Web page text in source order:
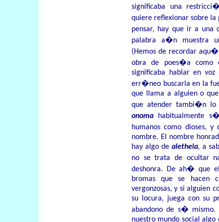
significaba una
quiere reflexionar sobre
pensar, hay que ir a
palabra a�n muestra
(Hemos de recordar
obra de poes�a como
significaba hablar en
err�neo buscarla en la
que llama a alguien o
que atender tambi�n lo
onoma
habitualmente
humanos como dioses,
nombre. El nombre
hay algo de aletheia, a
no se trata de ocultar
deshonra. De ah� que
bromas que se hacen
vergonzosas, y si alguien
su locura, juega con su
abandono de s� mismo.
nuestro mundo social